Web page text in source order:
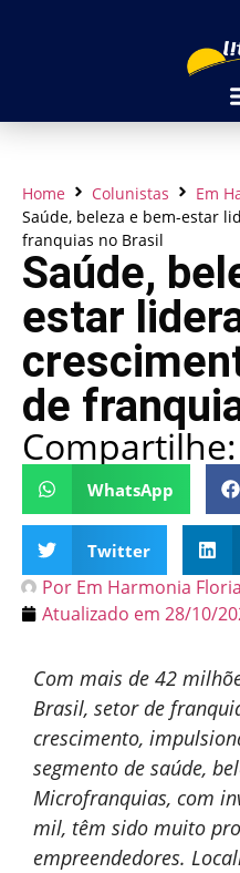
Home Colunistas
Em
Saúde, beleza e bem-estar
franquias no Brasil
Saúde,
estar
de
Compartilhe:
WhatsApp
Twitter
Por Em Harmonia
Atualizado em 28/10/
Com mais de 42
Brasil, setor de
crescimento,
segmento de saúde,
Microfranquias, com
mil, têm sido muito
empreendedores.